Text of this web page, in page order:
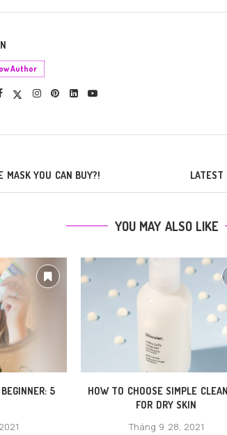
Author
MASK YOU CAN BUY?! LATEST
YOU MAY ALSO LIKE
5
HOW TO CHOOSE SIMPLE
FOR DRY SKIN
Tháng 9 28, 2021